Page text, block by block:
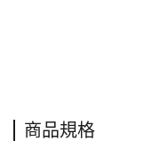
商品規格